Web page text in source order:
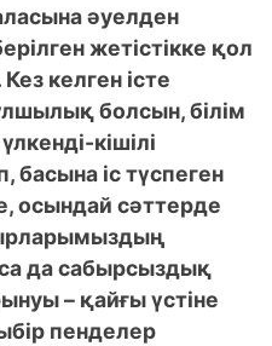
әуелден
жетістікке қол
келген істе
болсын, білім
кішілі
іс түспеген
осындай сәттерде
да сабырсыздық
– қайғы үстіне
пенделер